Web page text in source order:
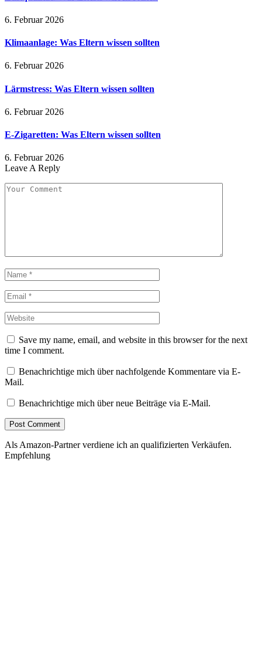
6. Februar 2026
Klimaanlage: Was Eltern wissen sollten
6. Februar 2026
Lärmstress: Was Eltern wissen sollten
6. Februar 2026
E-Zigaretten: Was Eltern wissen sollten
6. Februar 2026
Leave A Reply
Save my name, email, and website in this browser for the next
time I comment.
Benachrichtige mich über nachfolgende Kommentare via E-
Mail.
Benachrichtige mich über neue Beiträge via E-Mail.
Als Amazon-Partner verdiene ich an qualifizierten Verkäufen.
Empfehlung